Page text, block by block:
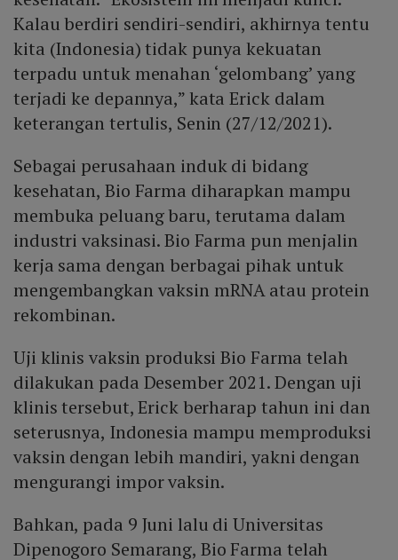
Kalau berdiri sendiri-sendiri, akhirnya tentu
kita (Indonesia) tidak punya kekuatan
terpadu untuk menahan ‘gelombang’ yang
terjadi ke depannya,” kata Erick dalam
keterangan tertulis, Senin (27/12/2021).
Sebagai perusahaan induk di bidang
kesehatan, Bio Farma diharapkan mampu
membuka peluang baru, terutama dalam
industri vaksinasi. Bio Farma pun menjalin
kerja sama dengan berbagai pihak untuk
mengembangkan vaksin mRNA atau protein
rekombinan.
Uji klinis vaksin produksi Bio Farma telah
dilakukan pada Desember 2021. Dengan uji
klinis tersebut, Erick berharap tahun ini dan
seterusnya, Indonesia mampu memproduksi
vaksin dengan lebih mandiri, yakni dengan
mengurangi impor vaksin.
Bahkan, pada 9 Juni lalu di Universitas
Dipenogoro Semarang, Bio Farma telah